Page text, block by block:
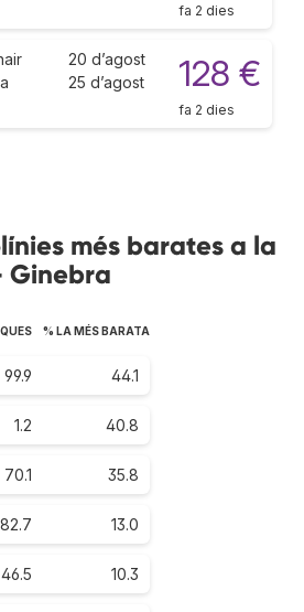
fa 2 dies
20 d’agost
25 d’agost
128 €
fa 2 dies
més barates a la
Ginebra
% LA MÉS BARATA
99.9 44.1
1.2 40.8
70.1 35.8
82.7 13.0
46.5 10.3